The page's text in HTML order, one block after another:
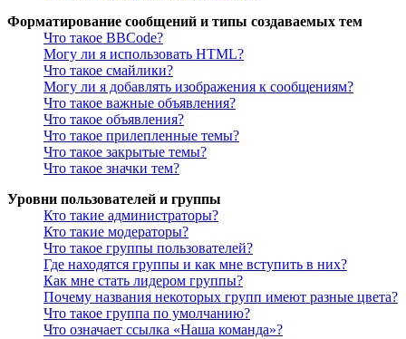
Форматирование сообщений и типы создаваемых тем
Что такое BBCode?
Могу ли я использовать HTML?
Что такое смайлики?
Могу ли я добавлять изображения к сообщениям?
Что такое важные объявления?
Что такое объявления?
Что такое прилепленные темы?
Что такое закрытые темы?
Что такое значки тем?
Уровни пользователей и группы
Кто такие администраторы?
Кто такие модераторы?
Что такое группы пользователей?
Где находятся группы и как мне вступить в них?
Как мне стать лидером группы?
Почему названия некоторых групп имеют разные цвета?
Что такое группа по умолчанию?
Что означает ссылка «Наша команда»?